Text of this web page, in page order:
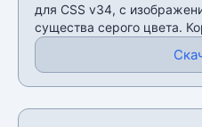
для CSS v34, с
существа серого цвета.